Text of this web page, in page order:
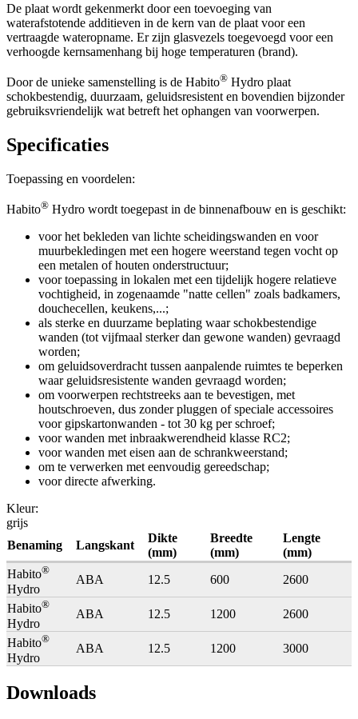
De plaat wordt gekenmerkt door een toevoeging van
waterafstotende additieven in de kern van de plaat voor een
vertraagde wateropname. Er zijn glasvezels toegevoegd voor een
verhoogde kernsamenhang bij hoge temperaturen (brand).
Door de unieke samenstelling is de Habito® Hydro plaat
schokbestendig, duurzaam, geluidsresistent en bovendien bijzonder
gebruiksvriendelijk wat betreft het ophangen van voorwerpen.
Specificaties
Toepassing en voordelen:
Habito® Hydro wordt toegepast in de binnenafbouw en is geschikt:
voor het bekleden van lichte scheidingswanden en voor
muurbekledingen met een hogere weerstand tegen vocht op
een metalen of houten onderstructuur;
voor toepassing in lokalen met een tijdelijk hogere relatieve
vochtigheid, in zogenaamde "natte cellen" zoals badkamers,
douchecellen, keukens,...;
als sterke en duurzame beplating waar schokbestendige
wanden (tot vijfmaal sterker dan gewone wanden) gevraagd
worden;
om geluidsoverdracht tussen aanpalende ruimtes te beperken
waar geluidsresistente wanden gevraagd worden;
om voorwerpen rechtstreeks aan te bevestigen, met
houtschroeven, dus zonder pluggen of speciale accessoires
voor gipskartonwanden - tot 30 kg per schroef;
voor wanden met inbraakwerendheid klasse RC2;
voor wanden met eisen aan de schrankweerstand;
om te verwerken met eenvoudig gereedschap;
voor directe afwerking.
Kleur:
grijs
Benaming
Langskant
Dikte
(mm)
Breedte
(mm)
Lengte
(mm)
Habito®
Hydro
ABA 12.5 600 2600
Habito®
Hydro
ABA 12.5 1200 2600
Habito®
Hydro
ABA 12.5 1200 3000
Downloads